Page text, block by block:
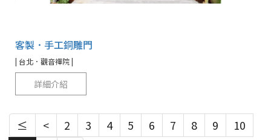
客製．手工銅雕門
| 台北．觀音禪院 |
詳細介紹
≤ < 2 3 4 5 6 7 8 9
10